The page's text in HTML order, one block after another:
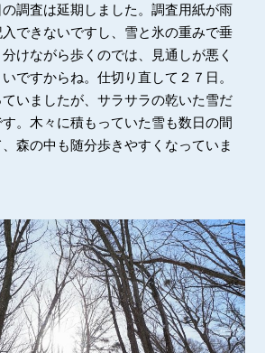
調査は延期しました。調査用紙が雨
できないですし、雪と氷の重みで垂
けながら歩くのでは、見通しが悪く
ですからね。仕切り直して２７日。
いましたが、サラサラの乾いた雪だ
。木々に積もっていた雪も数日の間
森の中も随分歩きやすくなっていま